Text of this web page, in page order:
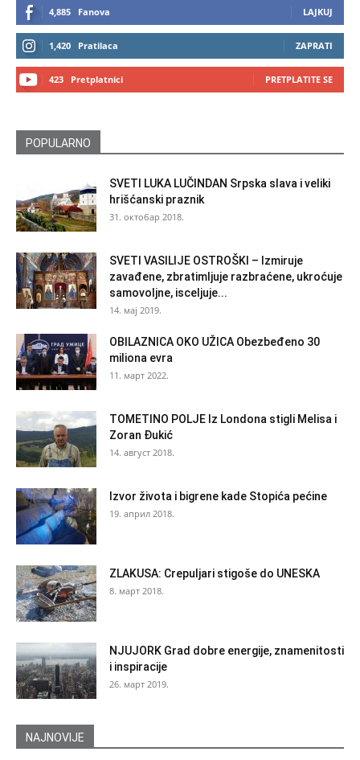
4,885 Fanova LAJKUJ
1,420 Pratilaca ZAPRATI
423 Pretplatnici PRETPLATITE SE
POPULARNO
SVETI LUKA LUČINDAN Srpska slava i veliki
hrišćanski praznik
31. октобар 2018.
SVETI VASILIJE OSTROŠKI – Izmiruje
zavađene, zbratimljuje razbraćene, ukroćuje
samovoljne, isceljuje...
14. мај 2019.
OBILAZNICA OKO UŽICA Obezbeđeno 30
miliona evra
11. март 2022.
TOMETINO POLJE Iz Londona stigli Melisa i
Zoran Đukić
14. август 2018.
Izvor života i bigrene kade Stopića pećine
19. април 2018.
ZLAKUSA: Crepuljari stigoše do UNESKA
8. март 2018.
NJUJORK Grad dobre energije, znamenitosti
i inspiracije
26. март 2019.
NAJNOVIJE